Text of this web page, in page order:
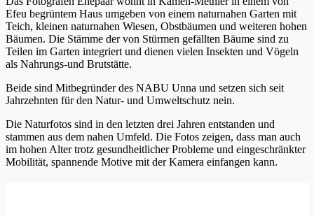
Efeu begrüntem Haus umgeben von einem naturnahen Garten mit
Teich, kleinen naturnahen Wiesen, Obstbäumen und weiteren hohen
Bäumen. Die Stämme der von Stürmen gefällten Bäume sind zu
Teilen im Garten integriert und dienen vielen Insekten und Vögeln
als Nahrungs-und Brutstätte.
Beide sind Mitbegründer des NABU Unna und setzen sich seit
Jahrzehnten für den Natur- und Umweltschutz nein.
Die Naturfotos sind in den letzten drei Jahren entstanden und
stammen aus dem nahen Umfeld. Die Fotos zeigen, dass man auch
im hohen Alter trotz gesundheitlicher Probleme und eingeschränkter
Mobilität, spannende Motive mit der Kamera einfangen kann.